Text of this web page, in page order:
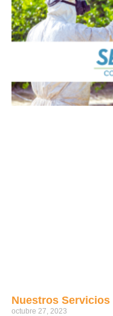
Nuestros Servicios
octubre 27, 2023